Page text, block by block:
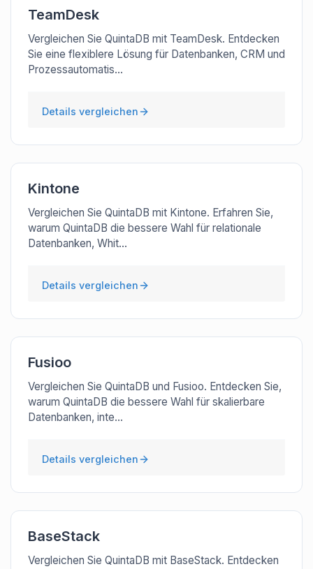
TeamDesk
Vergleichen Sie QuintaDB mit TeamDesk. Entdecken
Sie eine flexiblere Lösung für Datenbanken, CRM und
Prozessautomatis...
Details vergleichen
Kintone
Vergleichen Sie QuintaDB mit Kintone. Erfahren Sie,
warum QuintaDB die bessere Wahl für relationale
Datenbanken, Whit...
Details vergleichen
Fusioo
Vergleichen Sie QuintaDB und Fusioo. Entdecken Sie,
warum QuintaDB die bessere Wahl für skalierbare
Datenbanken, inte...
Details vergleichen
BaseStack
Vergleichen Sie QuintaDB mit BaseStack. Entdecken